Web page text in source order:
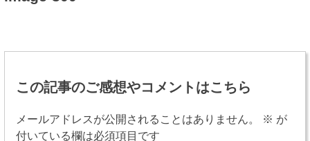
稿
ビ
この記事のご感想やコメントはこちら
メールアドレスが公開されることはありません。 ※ が
付いている欄は必須項目です